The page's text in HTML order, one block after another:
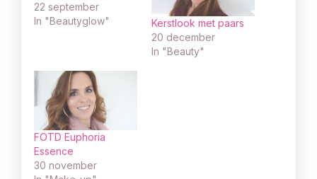
22 september
In "Beautyglow"
Kerstlook met paars
20 december
In "Beauty"
FOTD Euphoria
Essence
30 november